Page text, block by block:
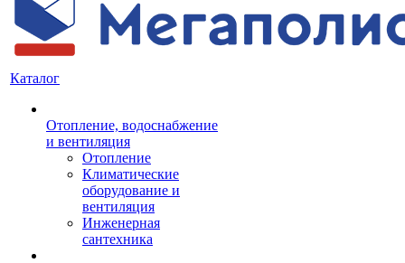
Каталог
Отопление, водоснабжение
и вентиляция
Отопление
Климатические
оборудование и
вентиляция
Инженерная
сантехника